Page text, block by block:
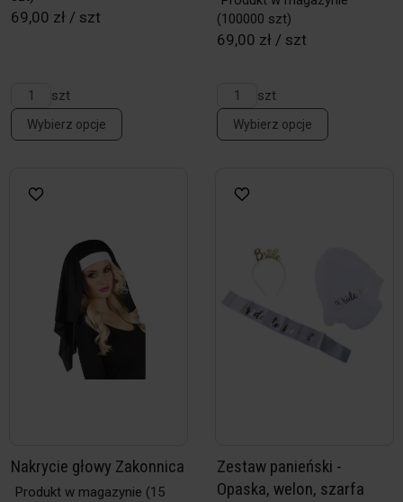
69,00 zł / szt
szt
Wybierz opcje
(100000 szt)
69,00 zł / szt
szt
Wybierz opcje
Nakrycie głowy Zakonnica
Produkt w magazynie (15
Zestaw panieński -
Opaska, welon, szarfa